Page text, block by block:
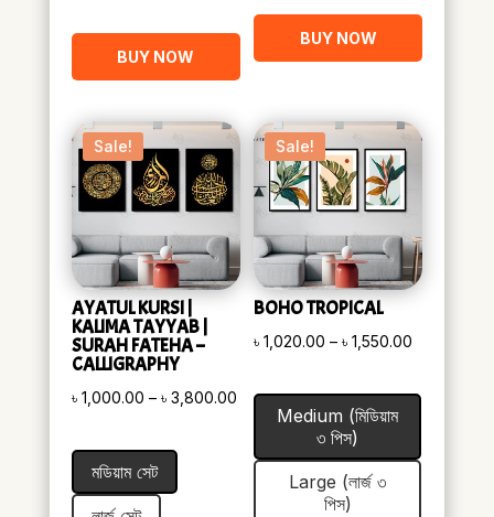
BUY NOW
BUY NOW
Sale!
AYATUL KURSI |
KALIMA TAYYAB |
SURAH FATEHA –
CALLIGRAPHY
৳ 1,000.00 – ৳ 3,800.00Price
range:
৳ 1,000.00
মডিয়াম সেট
Sale!
BOHO TROPICAL
৳1,020.00 – ৳1,550.00
৳ 1,020.00
৳ 1,550.00
Medium (মিডিয়াম
৩ পিস)
Large (লার্জ ৩
পিস)